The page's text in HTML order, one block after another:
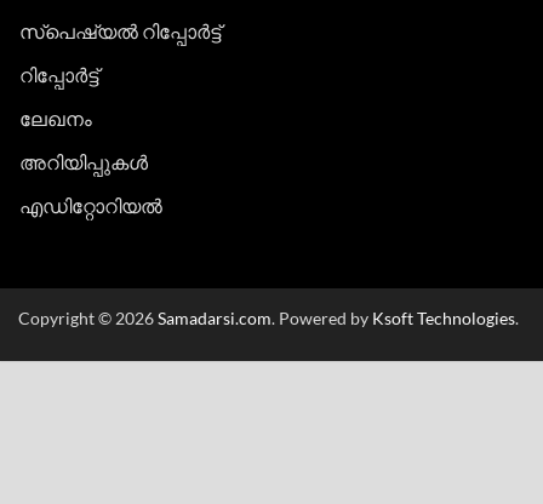
സ്പെഷ്യൽ റിപ്പോര്‍ട്ട്
റിപ്പോര്‍ട്ട്
ലേഖനം
അറിയിപ്പുകള്‍
എഡിറ്റോറിയല്‍
Copyright © 2026Samadarsi.com. Powered by Ksoft Technologies.